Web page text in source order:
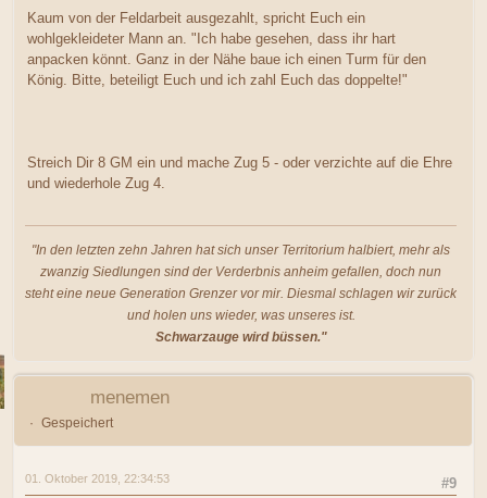
Kaum von der Feldarbeit ausgezahlt, spricht Euch ein
wohlgekleideter Mann an. "Ich habe gesehen, dass ihr hart
anpacken könnt. Ganz in der Nähe baue ich einen Turm für den
König. Bitte, beteiligt Euch und ich zahl Euch das doppelte!"
Streich Dir 8 GM ein und mache Zug 5 - oder verzichte auf die Ehre
und wiederhole Zug 4.
"In den letzten zehn Jahren hat sich unser Territorium halbiert, mehr als
zwanzig Siedlungen sind der Verderbnis anheim gefallen, doch nun
steht eine neue Generation Grenzer vor mir. Diesmal schlagen wir zurück
und holen uns wieder, was unseres ist.
Schwarzauge wird büssen."
menemen
Gespeichert
#9
01. Oktober 2019, 22:34:53